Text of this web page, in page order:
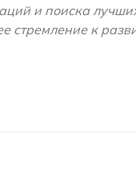
и поиска
стремление к